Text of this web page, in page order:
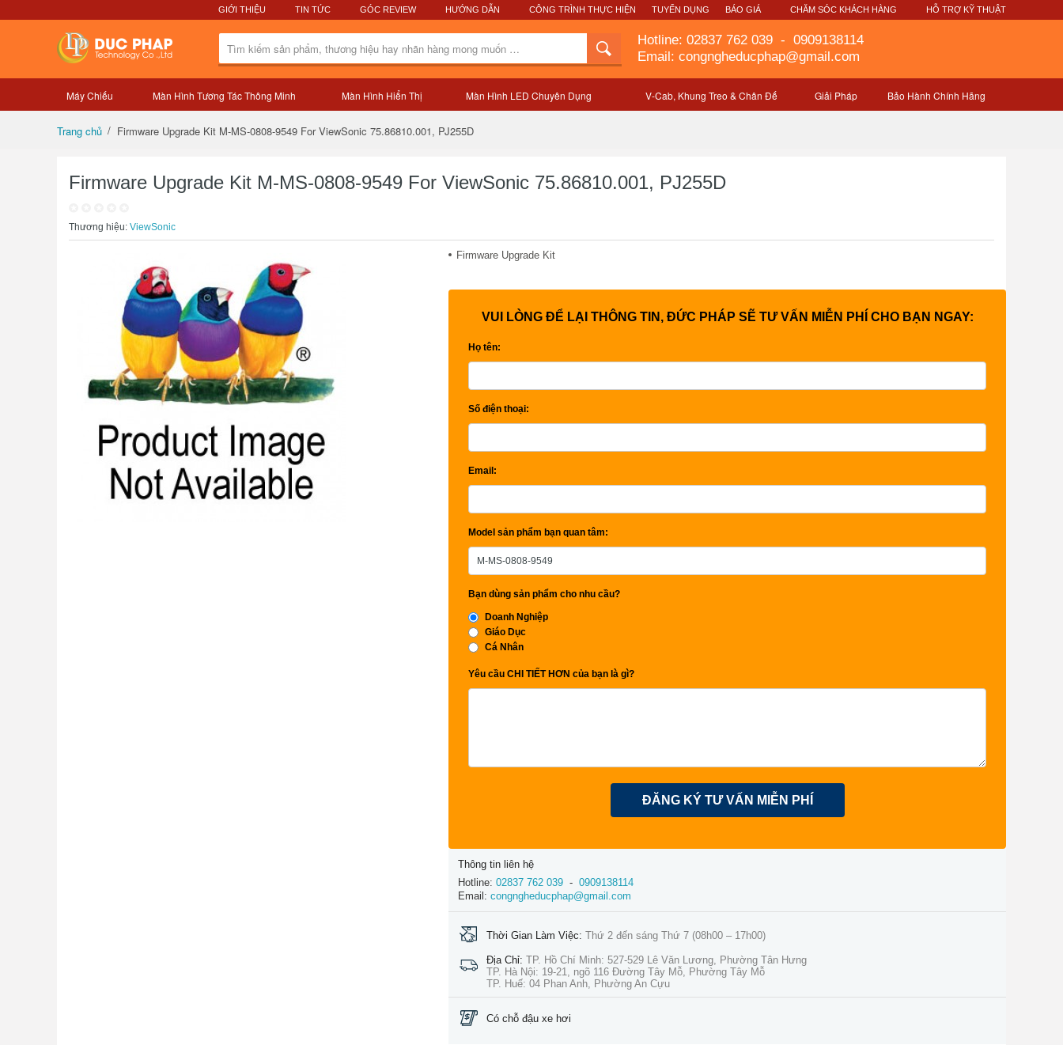
GIỚI THIỆU TIN TỨC GÓC REVIEW HƯỚNG DẪN CÔNG TRÌNH THỰC HIỆN TUYỂN DỤNG BÁO GIÁ CHĂM SÓC KHÁCH HÀNG HỖ TRỢ KỸ THUẬT
Hotline: 02837 762 039 - 0909138114
Email: congngheducphap@gmail.com
Tổng quan sản phẩm Mô tả sản phẩm
Máy Chiếu Màn Hình Tương Tác Thông Minh Màn Hình Hiển Thị Màn Hình LED Chuyên Dụng V-Cab, Khung Treo & Chân Đế Giải Pháp Bảo Hành Chính Hãng
Trang chủ Firmware Upgrade Kit M-MS-0808-9549 For ViewSonic 75.86810.001, PJ255D
Firmware Upgrade Kit M-MS-0808-9549 For ViewSonic 75.86810.001, PJ255D
Thương hiệu: ViewSonic
Firmware Upgrade Kit
VUI LÒNG ĐỂ LẠI THÔNG TIN, ĐỨC PHÁP SẼ TƯ VẤN MIỄN PHÍ CHO BẠN NGAY:
Họ tên:
Số điện thoại:
Email:
Model sản phẩm bạn quan tâm:
Bạn dùng sản phẩm cho nhu cầu?
Doanh Nghiệp
Giáo Dục
Cá Nhân
Yêu cầu CHI TIẾT HƠN của bạn là gì?
ĐĂNG KÝ TƯ VẤN MIỄN PHÍ
Thông tin liên hệ
Hotline: 02837 762 039 - 0909138114
Email: congngheducphap@gmail.com
Thời Gian Làm Việc: Thứ 2 đến sáng Thứ 7 (08h00 – 17h00)
Địa Chỉ: TP. Hồ Chí Minh: 527-529 Lê Văn Lương, Phường Tân Hưng
TP. Hà Nội: 19-21, ngõ 116 Đường Tây Mỗ, Phường Tây Mỗ
TP. Huế: 04 Phan Anh, Phường An Cựu
Có chỗ đậu xe hơi